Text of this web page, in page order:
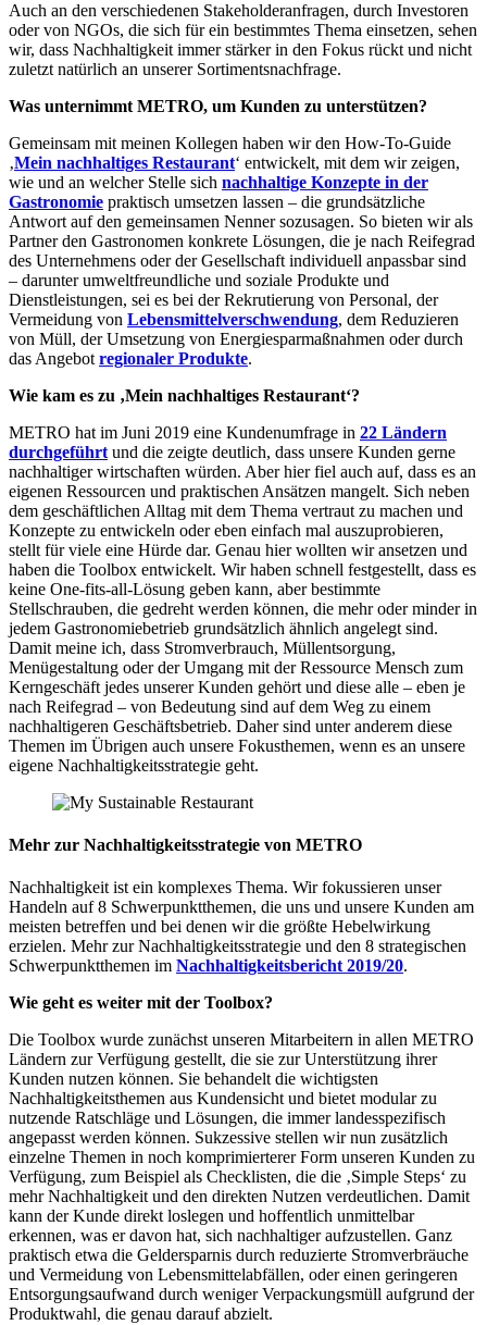
Auch an den verschiedenen Stakeholderanfragen, durch Investoren
oder von NGOs, die sich für ein bestimmtes Thema einsetzen, sehen
wir, dass Nachhaltigkeit immer stärker in den Fokus rückt und nicht
zuletzt natürlich an unserer Sortimentsnachfrage.
Was unternimmt METRO, um Kunden zu unterstützen?
Gemeinsam mit meinen Kollegen haben wir den How-To-Guide
‚Mein nachhaltiges Restaurant‘ entwickelt, mit dem wir zeigen,
wie und an welcher Stelle sich nachhaltige Konzepte in der
Gastronomie praktisch umsetzen lassen – die grundsätzliche
Antwort auf den gemeinsamen Nenner sozusagen. So bieten wir als
Partner den Gastronomen konkrete Lösungen, die je nach Reifegrad
des Unternehmens oder der Gesellschaft individuell anpassbar sind
– darunter umweltfreundliche und soziale Produkte und
Dienstleistungen, sei es bei der Rekrutierung von Personal, der
Vermeidung von Lebensmittelverschwendung, dem Reduzieren
von Müll, der Umsetzung von Energiesparmaßnahmen oder durch
das Angebot regionaler Produkte.
Wie kam es zu ‚Mein nachhaltiges Restaurant‘?
METRO hat im Juni 2019 eine Kundenumfrage in 22 Ländern
durchgeführt und die zeigte deutlich, dass unsere Kunden gerne
nachhaltiger wirtschaften würden. Aber hier fiel auch auf, dass es an
eigenen Ressourcen und praktischen Ansätzen mangelt. Sich neben
dem geschäftlichen Alltag mit dem Thema vertraut zu machen und
Konzepte zu entwickeln oder eben einfach mal auszuprobieren,
stellt für viele eine Hürde dar. Genau hier wollten wir ansetzen und
haben die Toolbox entwickelt. Wir haben schnell festgestellt, dass es
keine One-fits-all-Lösung geben kann, aber bestimmte
Stellschrauben, die gedreht werden können, die mehr oder minder in
jedem Gastronomiebetrieb grundsätzlich ähnlich angelegt sind.
Damit meine ich, dass Stromverbrauch, Müllentsorgung,
Menügestaltung oder der Umgang mit der Ressource Mensch zum
Kerngeschäft jedes unserer Kunden gehört und diese alle – eben je
nach Reifegrad – von Bedeutung sind auf dem Weg zu einem
nachhaltigeren Geschäftsbetrieb. Daher sind unter anderem diese
Themen im Übrigen auch unsere Fokusthemen, wenn es an unsere
eigene Nachhaltigkeitsstrategie geht.
Mehr zur Nachhaltigkeitsstrategie von METRO
Nachhaltigkeit ist ein komplexes Thema. Wir fokussieren unser
Handeln auf 8 Schwerpunktthemen, die uns und unsere Kunden am
meisten betreffen und bei denen wir die größte Hebelwirkung
erzielen. Mehr zur Nachhaltigkeitsstrategie und den 8 strategischen
Schwerpunktthemen im Nachhaltigkeitsbericht 2019/20.
Wie geht es weiter mit der Toolbox?
Die Toolbox wurde zunächst unseren Mitarbeitern in allen METRO
Ländern zur Verfügung gestellt, die sie zur Unterstützung ihrer
Kunden nutzen können. Sie behandelt die wichtigsten
Nachhaltigkeitsthemen aus Kundensicht und bietet modular zu
nutzende Ratschläge und Lösungen, die immer landesspezifisch
angepasst werden können. Sukzessive stellen wir nun zusätzlich
einzelne Themen in noch komprimierterer Form unseren Kunden zu
Verfügung, zum Beispiel als Checklisten, die die ‚Simple Steps‘ zu
mehr Nachhaltigkeit und den direkten Nutzen verdeutlichen. Damit
kann der Kunde direkt loslegen und hoffentlich unmittelbar
erkennen, was er davon hat, sich nachhaltiger aufzustellen. Ganz
praktisch etwa die Geldersparnis durch reduzierte Stromverbräuche
und Vermeidung von Lebensmittelabfällen, oder einen geringeren
Entsorgungsaufwand durch weniger Verpackungsmüll aufgrund der
Produktwahl, die genau darauf abzielt.